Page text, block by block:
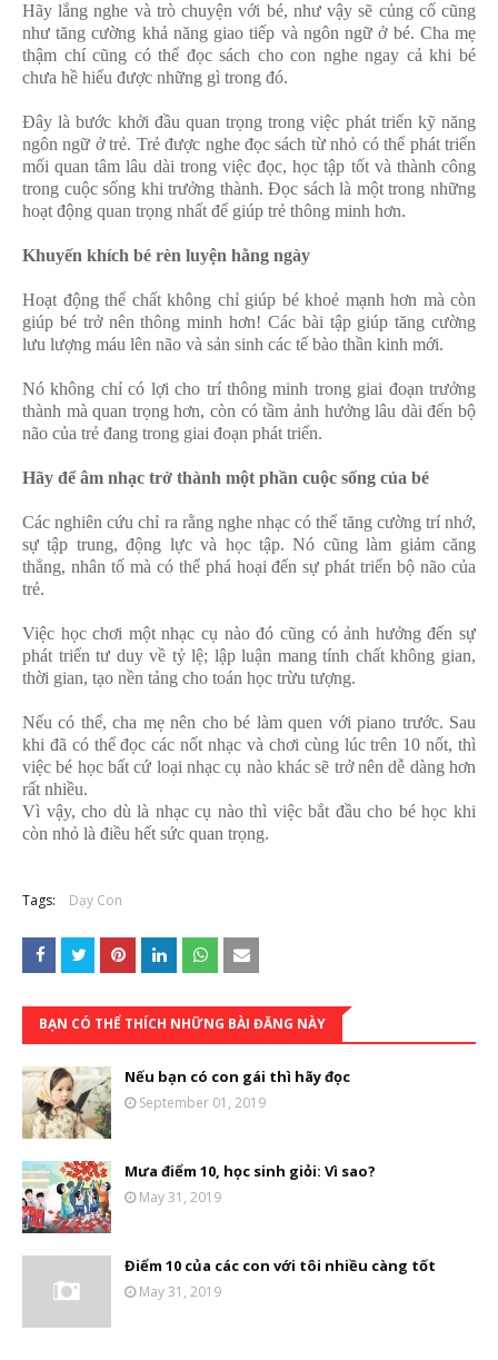
Hãy lắng nghe và trò chuyện với bé, như vậy sẽ củng cố cũng
như tăng cường khả năng giao tiếp và ngôn ngữ ở bé. Cha mẹ
thậm chí cũng có thể đọc sách cho con nghe ngay cả khi bé
chưa hề hiểu được những gì trong đó.
Đây là bước khởi đầu quan trọng trong việc phát triển kỹ năng
ngôn ngữ ở trẻ. Trẻ được nghe đọc sách từ nhỏ có thể phát triển
mối quan tâm lâu dài trong việc đọc, học tập tốt và thành công
trong cuộc sống khi trưởng thành. Đọc sách là một trong những
hoạt động quan trọng nhất để giúp trẻ thông minh hơn.
Khuyến khích bé rèn luyện hằng ngày
Hoạt động thể chất không chỉ giúp bé khoẻ mạnh hơn mà còn
giúp bé trở nên thông minh hơn! Các bài tập giúp tăng cường
lưu lượng máu lên não và sản sinh các tế bào thần kinh mới.
Nó không chỉ có lợi cho trí thông minh trong giai đoạn trưởng
thành mà quan trọng hơn, còn có tầm ảnh hưởng lâu dài đến bộ
não của trẻ đang trong giai đoạn phát triển.
Hãy để âm nhạc trở thành một phần cuộc sống của bé
Các nghiên cứu chỉ ra rằng nghe nhạc có thể tăng cường trí nhớ,
sự tập trung, động lực và học tập. Nó cũng làm giảm căng
thẳng, nhân tố mà có thể phá hoại đến sự phát triển bộ não của
trẻ.
Việc học chơi một nhạc cụ nào đó cũng có ảnh hưởng đến sự
phát triển tư duy về tỷ lệ; lập luận mang tính chất không gian,
thời gian, tạo nền tảng cho toán học trừu tượng.
Nếu có thể, cha mẹ nên cho bé làm quen với piano trước. Sau
khi đã có thể đọc các nốt nhạc và chơi cùng lúc trên 10 nốt, thì
việc bé học bất cứ loại nhạc cụ nào khác sẽ trở nên dễ dàng hơn
rất nhiều.
Vì vậy, cho dù là nhạc cụ nào thì việc bắt đầu cho bé học khi
còn nhỏ là điều hết sức quan trọng.
Tags: Dạy Con
BẠN CÓ THỂ THÍCH NHỮNG BÀI ĐĂNG NÀY
Nếu bạn có con gái thì hãy đọc
September 01, 2019
Mưa điểm 10, học sinh giỏi: Vì sao?
May 31, 2019
Điểm 10 của các con với tôi nhiều càng tốt
May 31, 2019